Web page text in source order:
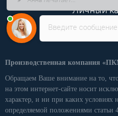
Личный
Производственная компания
Обращаем Ваше внимание на то,
на этом интернет-сайте носит
характер, и ни при каких условиях
определяемой положениями статьи
Введите сообщение